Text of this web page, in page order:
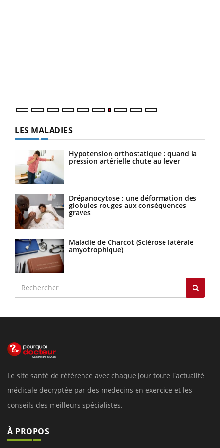
LES MALADIES
Hypotension orthostatique : quand la
pression artérielle chute au lever
Drépanocytose : une déformation des
globules rouges aux conséquences
graves
Maladie de Charcot (Sclérose latérale
amyotrophique)
Le site santé de référence avec chaque jour toute l'actualité
médicale decryptée par des médecins en exercice et les
conseils des meilleurs spécialistes.
À PROPOS